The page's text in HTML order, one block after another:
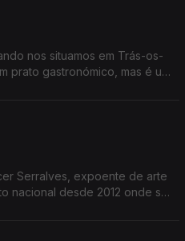
nos situamos em Trás-os-
prato gastronómico, mas é um
Serralves, expoente de arte
nacional desde 2012 onde se